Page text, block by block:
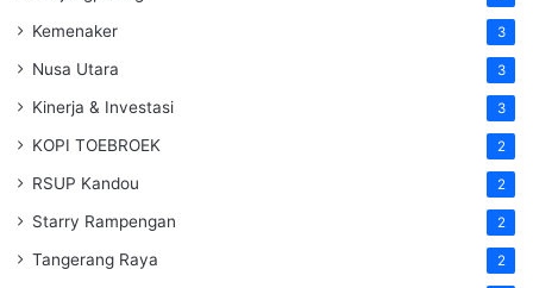
Kemenaker 3
Nusa Utara 3
Kinerja & Investasi 3
KOPI TOEBROEK 2
RSUP Kandou 2
Starry Rampengan 2
Tangerang Raya 2